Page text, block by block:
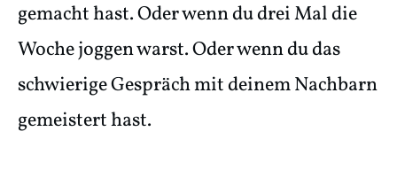
gemacht hast. Oder wenn du drei Mal die
Woche joggen warst. Oder wenn du das
schwierige Gespräch mit deinem Nachbarn
gemeistert hast.